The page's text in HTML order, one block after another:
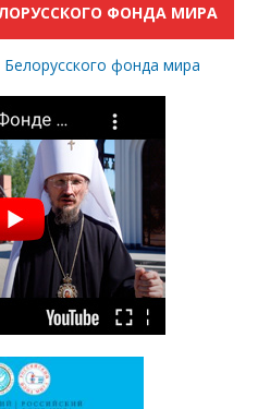
ФОНДА МИРА
фонда мира